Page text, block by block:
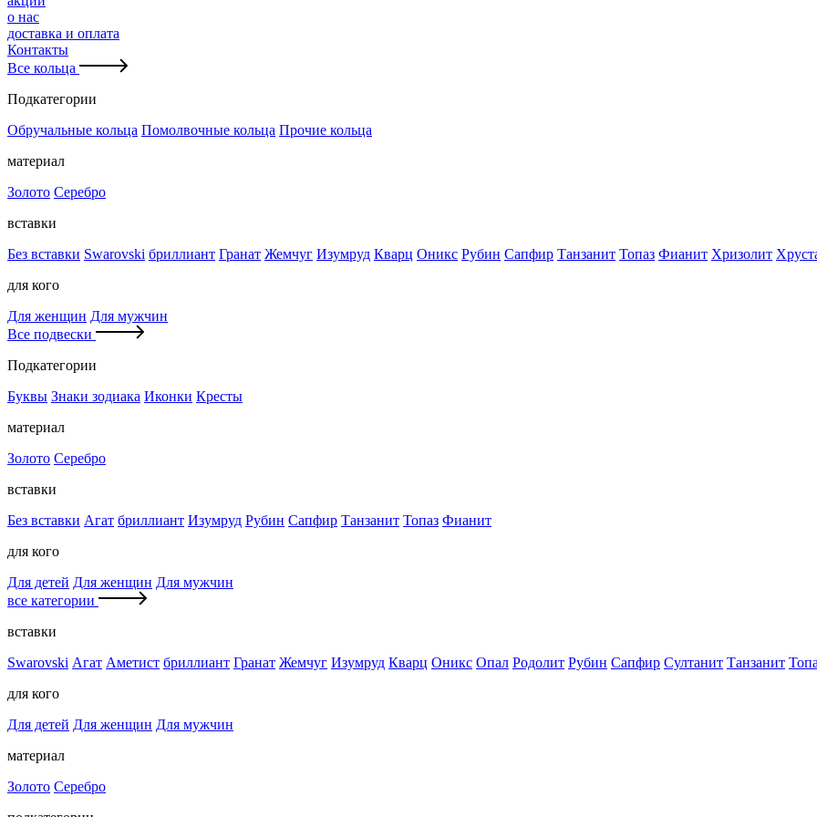
о нас
доставка и оплата
Контакты
Все кольца
Подкатегории
Обручальные кольца Помолвочные кольца Прочие кольца
материал
Золото Серебро
вставки
Без вставки Swarovski бриллиант Гранат Жемчуг Изумруд Кварц Оникс Рубин Сапфир Танзанит Топаз Фианит Хризолит
для кого
Для женщин Для мужчин
Все подвески
Подкатегории
Буквы Знаки зодиака Иконки Кресты
материал
Золото Серебро
вставки
Без вставки Агат бриллиант Изумруд Рубин Сапфир Танзанит Топаз Фианит
для кого
Для детей Для женщин Для мужчин
все категории
вставки
Swarovski Агат Аметист бриллиант Гранат Жемчуг Изумруд Кварц Оникс Опал Родолит Рубин Сапфир Султанит Танзанит
для кого
Для детей Для женщин Для мужчин
материал
Золото Серебро